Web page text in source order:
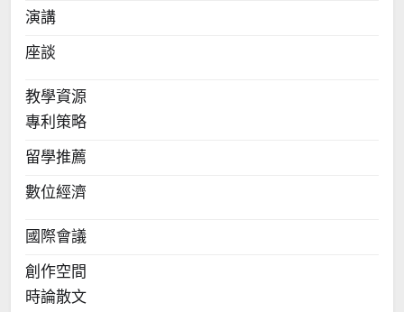
演講
座談
教學資源
專利策略
留學推薦
數位經濟
國際會議
創作空間
時論散文